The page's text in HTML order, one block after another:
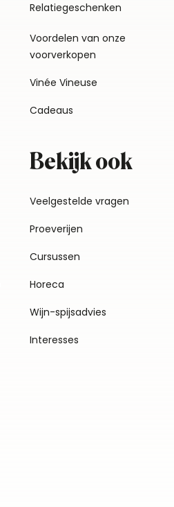
Relatiegeschenken
Voordelen van onze
voorverkopen
Vinée Vineuse
Cadeaus
Bekijk ook
Veelgestelde vragen
Proeverijen
Cursussen
Horeca
Wijn-spijsadvies
Interesses